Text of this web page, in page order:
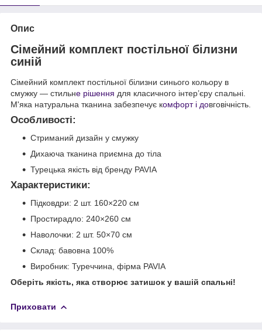
Опис
Сімейний комплект постільної білизни
синій
Сімейний комплект постільної білизни синього кольору в
смужку — стильне рішення для класичного інтер’єру спальні.
М'яка натуральна тканина забезпечує комфорт і довговічність.
Особливості:
Стриманий дизайн у смужку
Дихаюча тканина приємна до тіла
Турецька якість від бренду PAVIA
Характеристики:
Підковдри: 2 шт. 160×220 см
Простирадло: 240×260 см
Наволочки: 2 шт. 50×70 см
Склад: бавовна 100%
Виробник: Туреччина, фірма PAVIA
Оберіть якість, яка створює затишок у вашій спальні!
Приховати